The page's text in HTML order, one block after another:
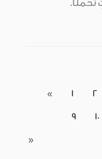
تَحمُّلًا.
« 1 2
9 10
»